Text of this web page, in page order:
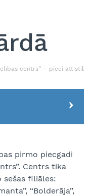
centrs” – pieci
pirmo piecgadi
Centrs tika
sešas filiāles:
“Bolderāja”,